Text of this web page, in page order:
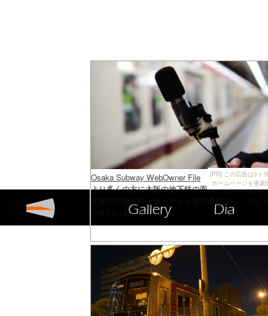
[PR] この広告は3ヶ
ホームページを更
Osaka Subway WebOwner File
より多くの方に大阪の地下鉄の面白さを広める為
ーを行いました。